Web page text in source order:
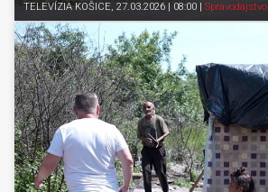
TELEVÍZIA KOŠICE, 27.03.2026 | 08:00 Spravodajstvo